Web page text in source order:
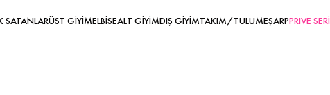
SATANLARÜST GİYİMELBİSEALT GİYİMDIŞ GİYİMTAKIM/TULUMEŞARPPRIVE SERİ